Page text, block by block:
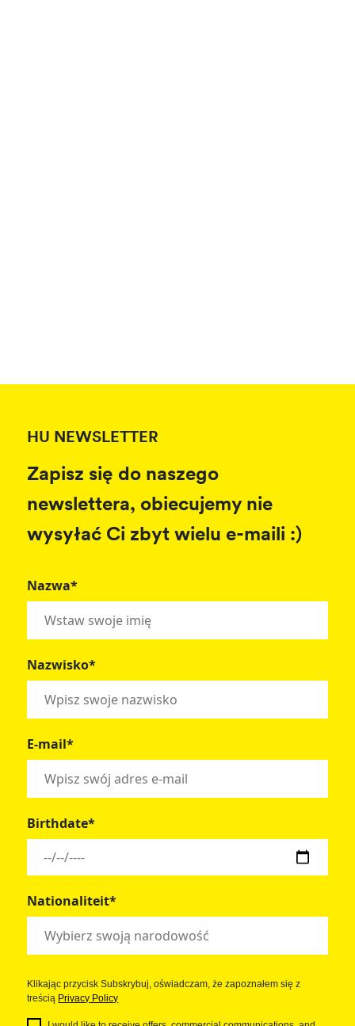
HU NEWSLETTER
Zapisz się do naszego
newslettera, obiecujemy nie
wysyłać Ci zbyt wielu e-maili :)
Nazwa*
Nazwisko*
E-mail*
Birthdate*
Nationaliteit*
Klikając przycisk Subskrybuj, oświadczam, że zapoznałem się z
treścią Privacy Policy